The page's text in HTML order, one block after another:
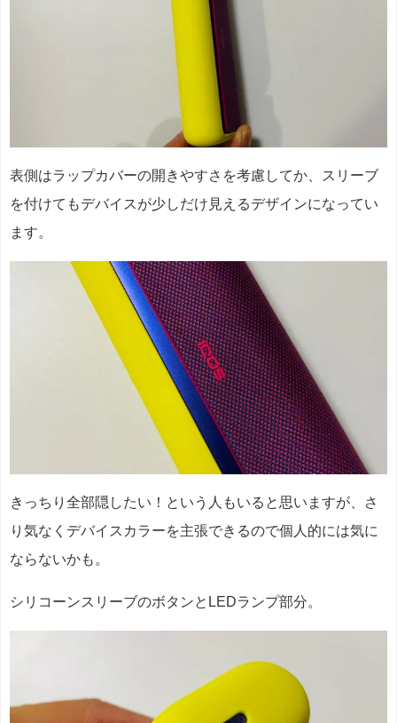
表側はラップカバーの開きやすさを考慮してか、スリーブ
を付けてもデバイスが少しだけ見えるデザインになってい
ます。
きっちり全部隠したい！という人もいると思いますが、さ
り気なくデバイスカラーを主張できるので個人的には気に
ならないかも。
シリコーンスリーブのボタンとLEDランプ部分。